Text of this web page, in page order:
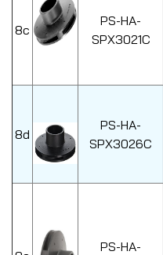
8c
PS-HA-
SPX3021C
8d
PS-HA-
SPX3026C
PS-HA-